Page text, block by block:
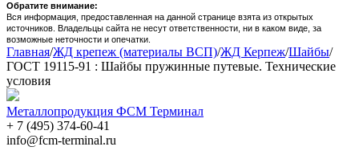
Обратите внимание:
Вся информация, предоставленная на данной странице взята из открытых
источников. Владельцы сайта не несут ответственности, ни в каком виде, за
возможные неточности и опечатки.
Главная/ЖД крепеж (материалы ВСП)/ЖД Керпеж/Шайбы/
ГОСТ 19115-91 : Шайбы пружинные путевые. Технические
условия
Металлопродукция ФСМ Терминал
+ 7 (495) 374-60-41
info@fcm-terminal.ru